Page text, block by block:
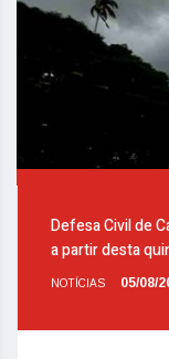
Defesa Civil de
a partir desta
NOTÍCIAS 05/08/